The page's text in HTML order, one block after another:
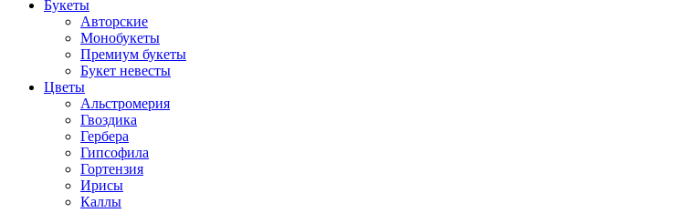
Букеты
Авторские
Монобукеты
Премиум букеты
Букет невесты
Цветы
Альстромерия
Гвоздика
Гербера
Гипсофила
Гортензия
Ирисы
Каллы